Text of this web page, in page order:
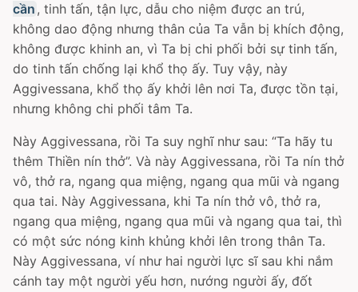
cần , tinh tấn, tận lực, dẫu cho niệm được an trú,
không dao động nhưng thân của Ta vẫn bị khích động,
không được khinh an, vì Ta bị chi phối bởi sự tinh tấn,
do tinh tấn chống lại khổ thọ ấy. Tuy vậy, này
Aggivessana, khổ thọ ấy khởi lên nơi Ta, được tồn tại,
nhưng không chi phối tâm Ta.
Này Aggivessana, rồi Ta suy nghĩ như sau: “Ta hãy tu
thêm Thiền nín thở”. Và này Aggivessana, rồi Ta nín thở
vô, thở ra, ngang qua miệng, ngang qua mũi và ngang
qua tai. Này Aggivessana, khi Ta nín thở vô, thở ra,
ngang qua miệng, ngang qua mũi và ngang qua tai, thì
có một sức nóng kinh khủng khởi lên trong thân Ta.
Này Aggivessana, ví như hai người lực sĩ sau khi nắm
cánh tay một người yếu hơn, nướng người ấy, đốt